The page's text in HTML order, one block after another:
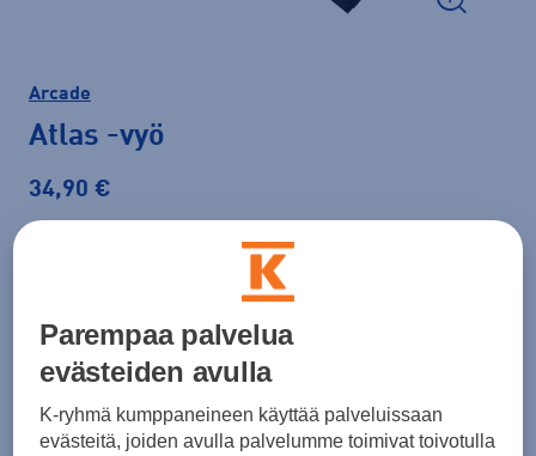
Arcade
Atlas -vyö
34,90 €
Parempaa palvelua
evästeiden avulla
K-ryhmä kumppaneineen käyttää palveluissaan
evästeitä, joiden avulla palvelumme toimivat toivotulla